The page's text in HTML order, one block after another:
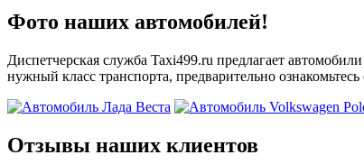
Фото наших автомобилей!
Диспетчерская служба Taxi499.ru предлагает
нужный класс транспорта, предварительно
Отзывы наших клиентов